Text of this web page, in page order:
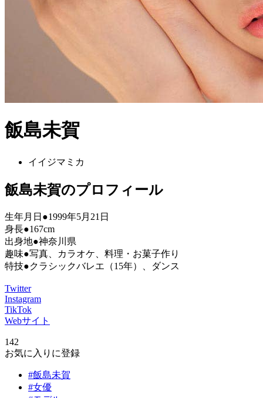
飯島未賀
イイジマミカ
飯島未賀のプロフィール
生年月日●1999年5月21日
身長●167cm
出身地●神奈川県
趣味●写真、カラオケ、料理・お菓子作り
特技●クラシックバレエ（15年）、ダンス
Twitter
Instagram
TikTok
Webサイト
142
お気に入りに登録
#飯島未賀
#女優